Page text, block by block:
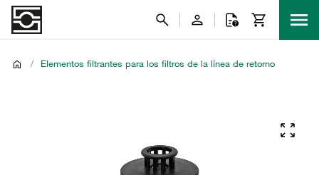
/ Elementos filtrantes para los filtros de la línea de retorno